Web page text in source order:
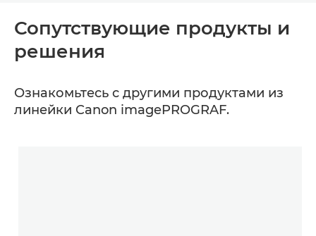
Сопутствующие продукты и
решения
Ознакомьтесь с другими продуктами из
линейки Canon imagePROGRAF.